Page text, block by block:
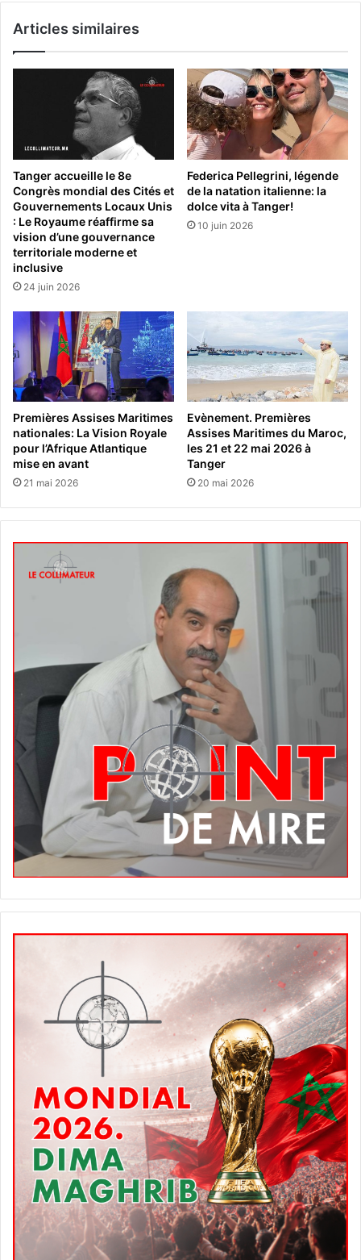
Articles similaires
Tanger accueille le 8e
Congrès mondial des Cités et
Gouvernements Locaux Unis
: Le Royaume réaffirme sa
vision d’une gouvernance
territoriale moderne et
inclusive
24 juin 2026
Federica Pellegrini, légende
de la natation italienne: la
dolce vita à Tanger!
10 juin 2026
Premières Assises Maritimes
nationales: La Vision Royale
pour l’Afrique Atlantique
mise en avant
21 mai 2026
Evènement. Premières
Assises Maritimes du Maroc,
les 21 et 22 mai 2026 à
Tanger
20 mai 2026